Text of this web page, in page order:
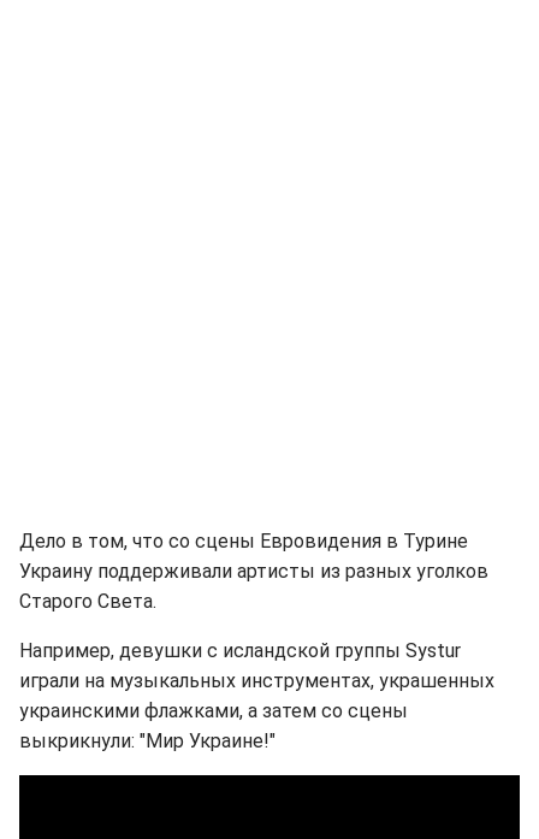
Дело в том, что со сцены Евровидения в Турине
Украину поддерживали артисты из разных уголков
Старого Света.
Например, девушки с исландской группы Systur
играли на музыкальных инструментах, украшенных
украинскими флажками, а затем со сцены
выкрикнули: "Мир Украине!"